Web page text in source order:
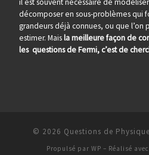
il est souvent nécessaire de
décomposer en sous-problèmes qui
grandeurs déjà connues, ou que l’on
estimer. Maisla meilleure façon de
les questions de Fermi, c’est de
© 2026 Questions de Physique
Propulsé par WP – Réalisé